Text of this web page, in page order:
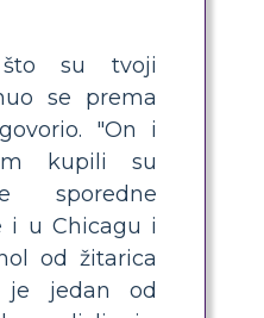
su tvoji
se prema
"On i
kupili su
sporedne
i u Chicagu i
od žitarica
jedan od